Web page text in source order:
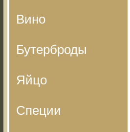
Вино
Бутерброды
Яйцо
Специи